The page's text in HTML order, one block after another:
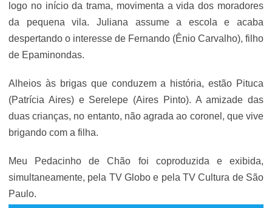
logo no início da trama, movimenta a vida dos moradores
da pequena vila. Juliana assume a escola e acaba
despertando o interesse de Fernando (Ênio Carvalho), filho
de Epaminondas.
Alheios às brigas que conduzem a história, estão Pituca
(Patrícia Aires) e Serelepe (Aires Pinto). A amizade das
duas crianças, no entanto, não agrada ao coronel, que vive
brigando com a filha.
Meu Pedacinho de Chão foi coproduzida e exibida,
simultaneamente, pela TV Globo e pela TV Cultura de São
Paulo.